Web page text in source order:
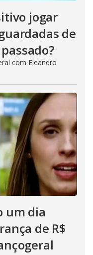
jogar
de
com Eleandro
um dia
de R$